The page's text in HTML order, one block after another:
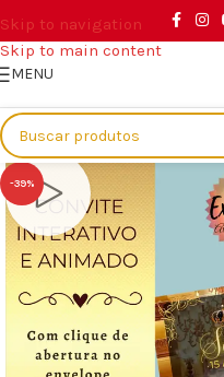
Skip to navigation
Skip to main content
MENU
Início/Eventos/15 anos
-39%